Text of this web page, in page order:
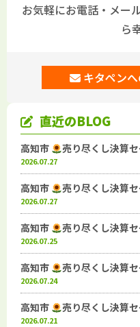
お気軽にお電話・メー
ら
キタペン
直近のBLOG
高知市 売り尽くし決算
2026.07.27
高知市 売り尽くし決算
2026.07.27
高知市 売り尽くし決算
2026.07.25
高知市 売り尽くし決算
2026.07.24
高知市 売り尽くし決算
2026.07.21